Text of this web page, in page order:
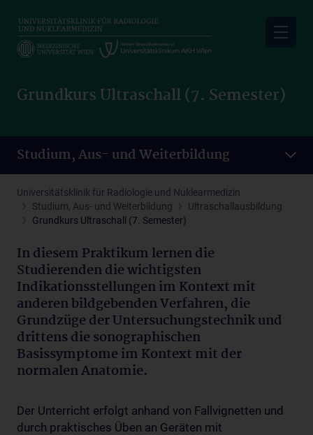
main
content
Grundkurs Ultraschall (7. Semester)
Studium, Aus- und Weiterbildung
Universitätsklinik für Radiologie und Nuklearmedizin
Studium, Aus- und Weiterbildung
Ultraschallausbildung
Grundkurs Ultraschall (7. Semester)
In diesem Praktikum lernen die
Studierenden die wichtigsten
Indikationsstellungen im Kontext mit
anderen bildgebenden Verfahren, die
Grundzüge der Untersuchungstechnik und
drittens die sonographischen
Basissymptome im Kontext mit der
normalen Anatomie.
Der Unterricht erfolgt anhand von Fallvignetten und
durch praktisches Üben an Geräten mit